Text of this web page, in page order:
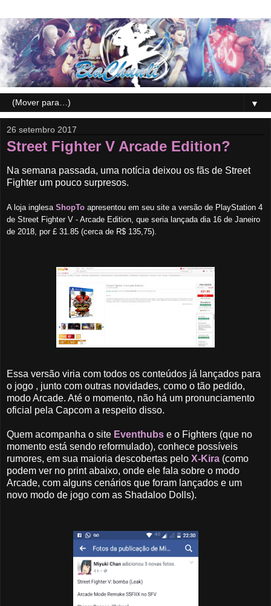
▼
26 setembro 2017
Street Fighter V Arcade Edition?
Na semana passada, uma notícia deixou os fãs de Street
Fighter um pouco surpresos.
A loja inglesa ShopTo apresentou em seu site a versão de PlayStation 4
de Street Fighter V - Arcade Edition, que seria lançada dia 16 de Janeiro
de 2018, por £ 31.85 (cerca de R$ 135,75).
Essa versão viria com todos os conteúdos já lançados para
o jogo , junto com outras novidades, como o tão pedido,
modo Arcade. Até o momento, não há um pronunciamento
oficial pela Capcom a respeito disso.
Quem acompanha o site Eventhubs e o Fighters (que no
momento está sendo reformulado), conhece possíveis
rumores, em sua maioria descobertas pelo X-Kira (como
podem ver no print abaixo, onde ele fala sobre o modo
Arcade, com alguns cenários que foram lançados e um
novo modo de jogo com as Shadaloo Dolls).